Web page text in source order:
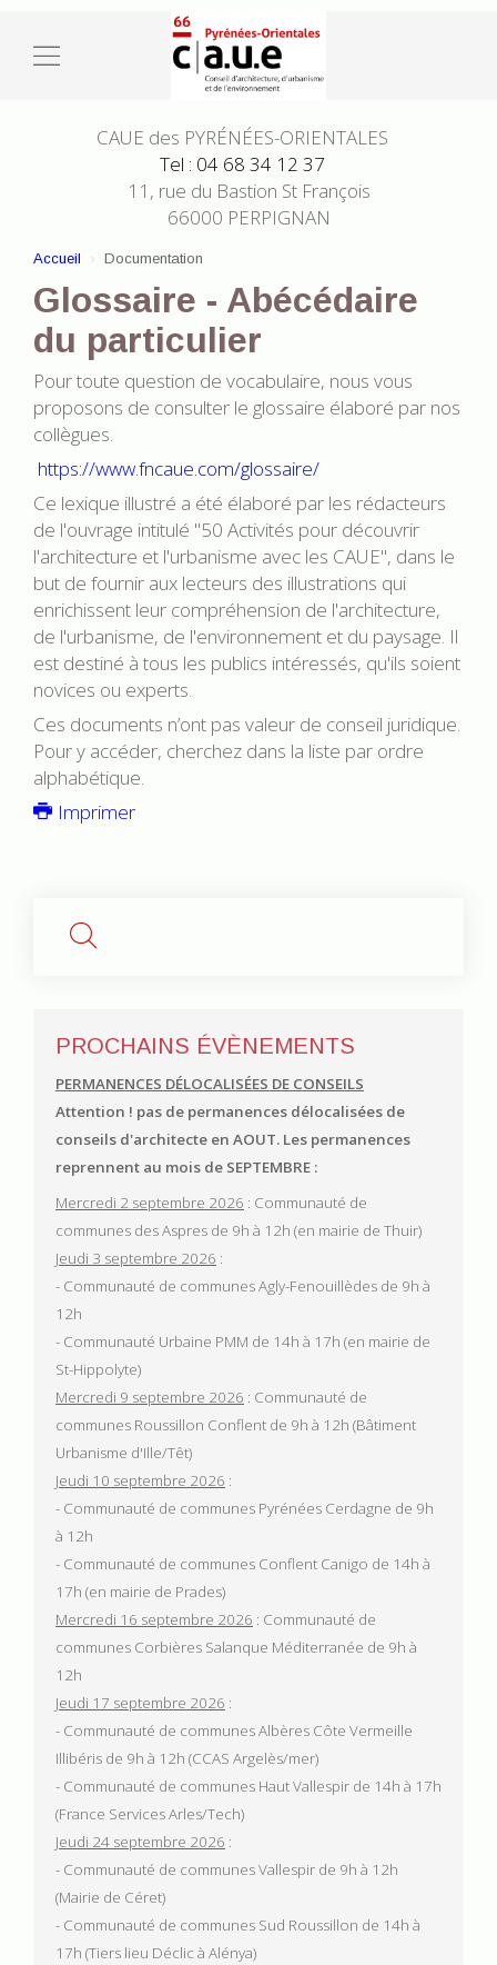
CAUE des PYRÉNÉES-ORIENTALES
Tel : 04 68 34 12 37
11, rue du Bastion St François
66000 PERPIGNAN
Accueil Documentation
Glossaire - Abécédaire
du particulier
Pour toute question de vocabulaire, nous vous
proposons de consulter le glossaire élaboré par nos
collègues.
https://www.fncaue.com/glossaire/
Ce lexique illustré a été élaboré par les rédacteurs
de l'ouvrage intitulé "50 Activités pour découvrir
l'architecture et l'urbanisme avec les CAUE", dans le
but de fournir aux lecteurs des illustrations qui
enrichissent leur compréhension de l'architecture,
de l'urbanisme, de l'environnement et du paysage. Il
est destiné à tous les publics intéressés, qu'ils soient
novices ou experts.
Ces documents n’ont pas valeur de conseil juridique.
Pour y accéder, cherchez dans la liste par ordre
alphabétique.
Imprimer
PROCHAINS ÉVÈNEMENTS
PERMANENCES DÉLOCALISÉES DE CONSEILS
Attention ! pas de permanences délocalisées de
conseils d'architecte en AOUT. Les permanences
reprennent au mois de SEPTEMBRE :
Mercredi 2 septembre 2026 : Communauté de
communes des Aspres de 9h à 12h (en mairie de Thuir)
Jeudi 3 septembre 2026 :
- Communauté de communes Agly-Fenouillèdes de 9h à
12h
- Communauté Urbaine PMM de 14h à 17h (en mairie de
St-Hippolyte)
Mercredi 9 septembre 2026 : Communauté de
communes Roussillon Conflent de 9h à 12h (Bâtiment
Urbanisme d'Ille/Têt)
Jeudi 10 septembre 2026 :
- Communauté de communes Pyrénées Cerdagne de 9h
à 12h
- Communauté de communes Conflent Canigo de 14h à
17h (en mairie de Prades)
Mercredi 16 septembre 2026 : Communauté de
communes Corbières Salanque Méditerranée de 9h à
12h
Jeudi 17 septembre 2026 :
- Communauté de communes Albères Côte Vermeille
Illibéris de 9h à 12h (CCAS Argelès/mer)
- Communauté de communes Haut Vallespir de 14h à 17h
(France Services Arles/Tech)
Jeudi 24 septembre 2026 :
- Communauté de communes Vallespir de 9h à 12h
(Mairie de Céret)
- Communauté de communes Sud Roussillon de 14h à
17h (Tiers lieu Déclic à Alénya)